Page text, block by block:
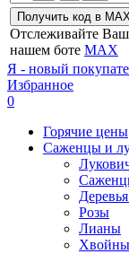
Получить код в
Отслеживайте
нашем боте MAX
Я - новый
Избранное
0
Горячие цены
Саженцы и
Розы
Лианы